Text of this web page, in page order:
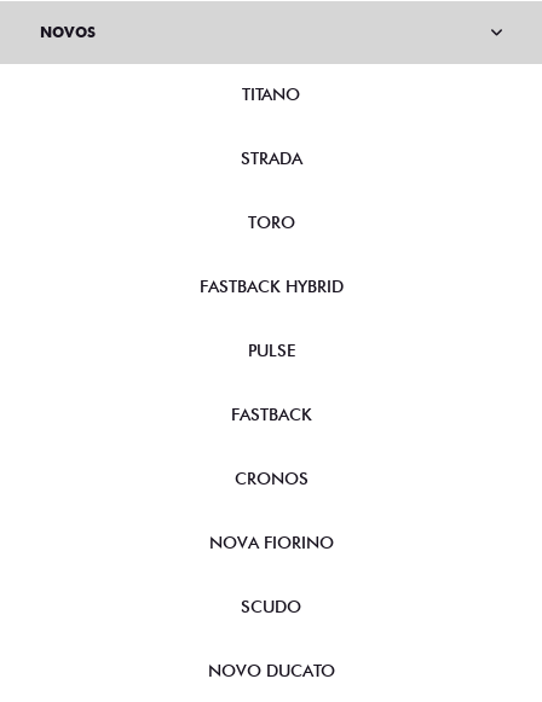
NOVOS
TITANO
STRADA
TORO
FASTBACK HYBRID
PULSE
FASTBACK
CRONOS
NOVA FIORINO
SCUDO
NOVO DUCATO